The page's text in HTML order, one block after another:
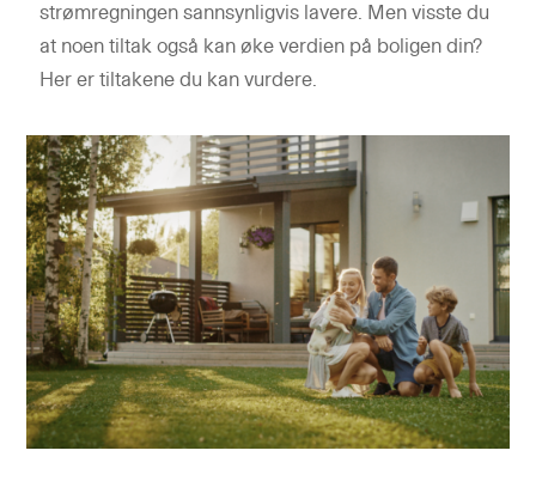
strømregningen sannsynligvis lavere. Men visste du
at noen tiltak også kan øke verdien på boligen din?
Her er tiltakene du kan vurdere.